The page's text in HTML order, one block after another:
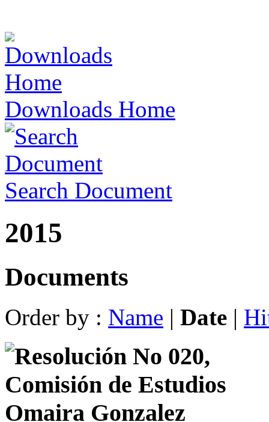
Downloads Home
Search Document
2015
Documents
Order by : Name | Date |